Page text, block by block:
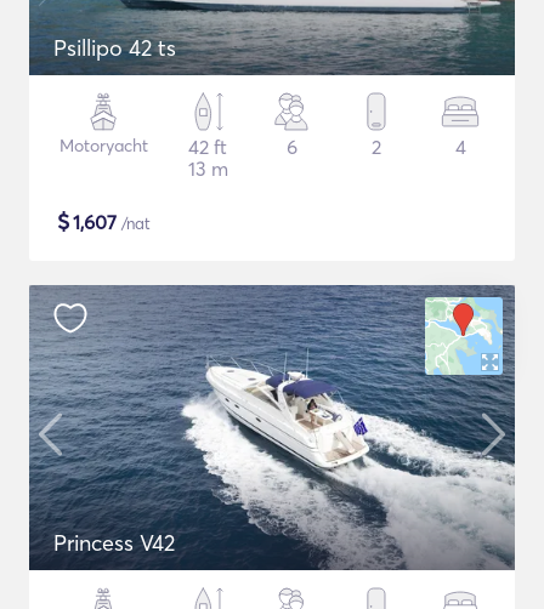
Psillipo 42 ts
Motoryacht
42 ft
13 m
6 2 4
$1,607 /nat
Princess V42